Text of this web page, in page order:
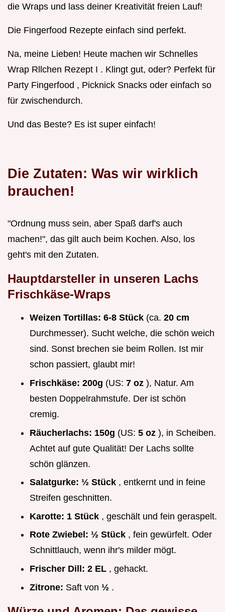
die Wraps und lass deiner Kreativität freien Lauf!
Die Fingerfood Rezepte einfach sind perfekt.
Na, meine Lieben! Heute machen wir Schnelles
Wrap Rllchen Rezept I . Klingt gut, oder? Perfekt für
Party Fingerfood , Picknick Snacks oder einfach so
für zwischendurch.
Und das Beste? Es ist super einfach!
Die Zutaten: Was wir wirklich
brauchen!
"Ordnung muss sein, aber Spaß darf's auch
machen!", das gilt auch beim Kochen. Also, los
geht's mit den Zutaten.
Hauptdarsteller in unseren Lachs
Frischkäse-Wraps
Weizen Tortillas: 6-8 Stück (ca. 20 cm
Durchmesser). Sucht welche, die schön weich
sind. Sonst brechen sie beim Rollen. Ist mir
schon passiert, glaubt mir!
Frischkäse: 200g (US: 7 oz ), Natur. Am
besten Doppelrahmstufe. Der ist schön
cremig.
Räucherlachs: 150g (US: 5 oz ), in Scheiben.
Achtet auf gute Qualität! Der Lachs sollte
schön glänzen.
Salatgurke: ½ Stück , entkernt und in feine
Streifen geschnitten.
Karotte: 1 Stück , geschält und fein geraspelt.
Rote Zwiebel: ½ Stück , fein gewürfelt. Oder
Schnittlauch, wenn ihr's milder mögt.
Frischer Dill: 2 EL , gehackt.
Zitrone: Saft von ½ .